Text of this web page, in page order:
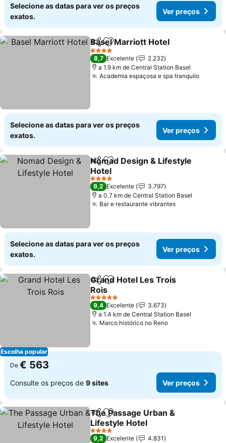
Selecione as datas para ver os preços
exatos.
Ver preços
PartilharAdicionar aos favoritos
Basel Marriott Hotel
4 Estrelas
8,7 Excelente
2.232
a 1.9 km de Central Station Basel
Academia espaçosa e spa tranquilo
Selecione as datas para ver os preços
exatos.
Ver preços
PartilharAdicionar aos favoritos
Nomad Design & Lifestyle
Hotel
4 Estrelas
9,2 Excelente
3.797
a 0.7 km de Central Station Basel
Bar e restaurante vibrantes
Selecione as datas para ver os preços
exatos.
Ver preços
Escolha popular
PartilharAdicionar aos favoritos
Grand Hotel Les Trois
Rois
5 Estrelas
9,4 Excelente
3.673
a 1.4 km de Central Station Basel
Marco histórico no Reno
De € 563
Consulte os preços de 9 sites Ver preços
PartilharAdicionar aos favoritos
The Passage Urban &
Lifestyle Hotel
4 Estrelas
9,2 Excelente
4.831